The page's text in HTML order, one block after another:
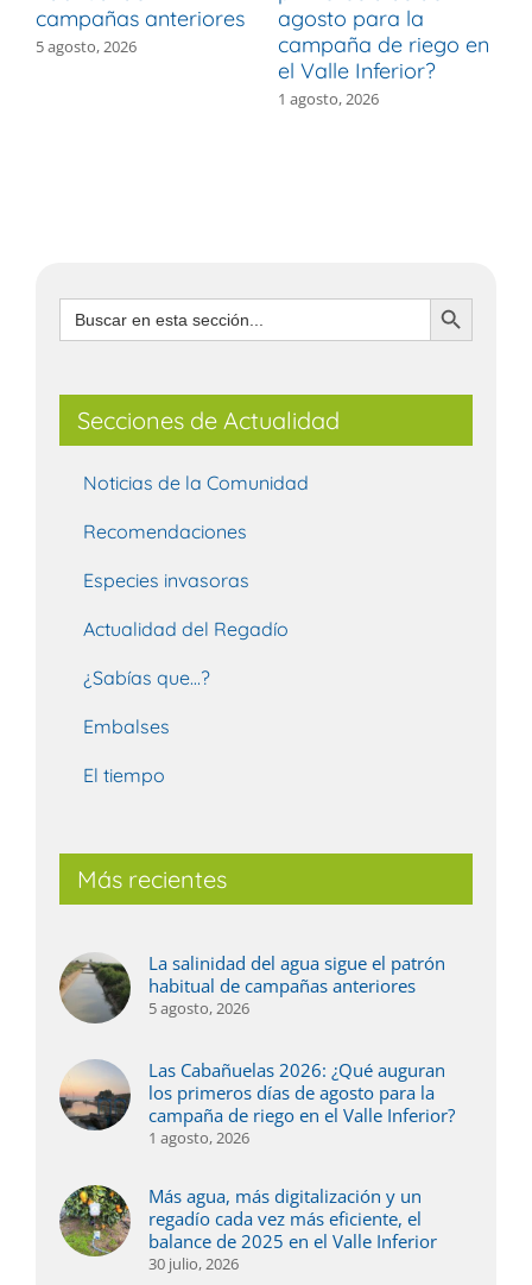
campañas anteriores
5 agosto, 2026
agosto para la
campaña de riego en
el Valle Inferior?
1 agosto, 2026
Buscar: Botón de búsqueda
Secciones de Actualidad
Noticias de la Comunidad
Recomendaciones
Especies invasoras
Actualidad del Regadío
¿Sabías que…?
Embalses
El tiempo
Más recientes
La salinidad del agua sigue el patrón
habitual de campañas anteriores
5 agosto, 2026
Las Cabañuelas 2026: ¿Qué auguran
los primeros días de agosto para la
campaña de riego en el Valle Inferior?
1 agosto, 2026
Más agua, más digitalización y un
regadío cada vez más eficiente, el
balance de 2025 en el Valle Inferior
30 julio, 2026